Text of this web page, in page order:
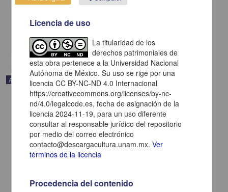
Montero, Rosa - Coordinación de Difusión Cultural, UNAM
Artes y Humanidades
Audio
Licencia de uso
La titularidad de los
derechos patrimoniales de
esta obra pertenece a la Universidad Nacional
Autónoma de México. Su uso se rige por una
licencia CC BY-NC-ND 4.0 Internacional
https://creativecommons.org/licenses/by-nc-
nd/4.0/legalcode.es, fecha de asignación de la
licencia 2024-11-19, para un uso diferente
consultar al responsable jurídico del repositorio
por medio del correo electrónico
contacto@descargacultura.unam.mx.Ver
términos de la licencia
Procedencia del contenido